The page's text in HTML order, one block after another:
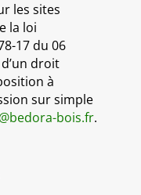
les sites
la loi
17 du 06
droit
à
sur simple
bedora-bois.fr.